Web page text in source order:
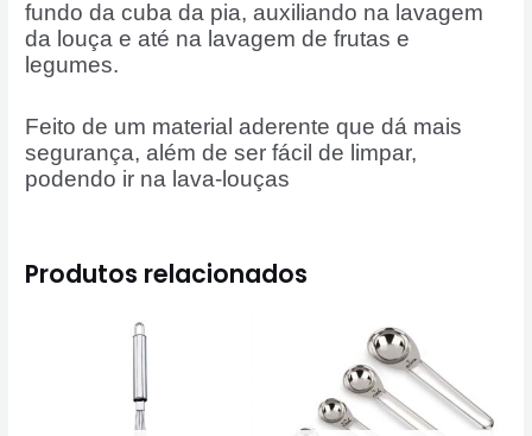
fundo da cuba da pia, auxiliando na lavagem
da louça e até na lavagem de frutas e
legumes.
Feito de um material aderente que dá mais
segurança, além de ser fácil de limpar,
podendo ir na lava-louças
Produtos relacionados